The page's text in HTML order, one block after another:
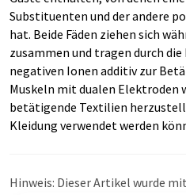
Substituenten und der andere
hat. Beide Fäden ziehen sich
zusammen und tragen durch
negativen Ionen additiv zur
Muskeln mit dualen Elektroden
betätigende Textilien
Kleidung verwendet werden
Hinweis: Dieser Artikel wurde